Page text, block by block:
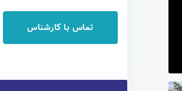
تماس با کارشناس